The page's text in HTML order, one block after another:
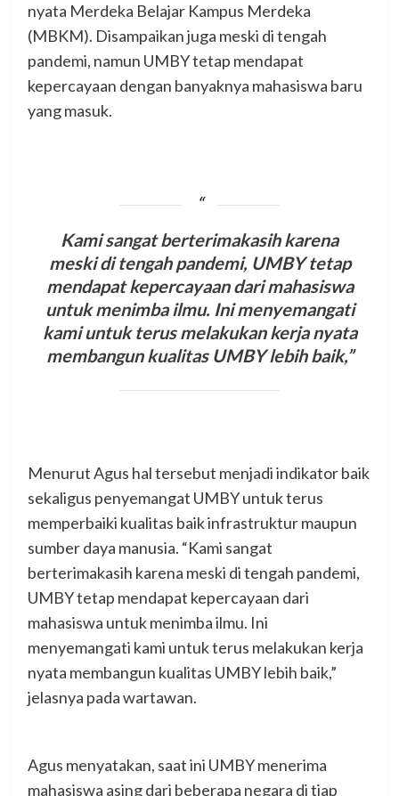
nyata Merdeka Belajar Kampus Merdeka
(MBKM). Disampaikan juga meski di tengah
pandemi, namun UMBY tetap mendapat
kepercayaan dengan banyaknya mahasiswa baru
yang masuk.
Kami sangat berterimakasih karena
meski di tengah pandemi, UMBY tetap
mendapat kepercayaan dari mahasiswa
untuk menimba ilmu. Ini menyemangati
kami untuk terus melakukan kerja nyata
membangun kualitas UMBY lebih baik,”
Menurut Agus hal tersebut menjadi indikator baik
sekaligus penyemangat UMBY untuk terus
memperbaiki kualitas baik infrastruktur maupun
sumber daya manusia. “Kami sangat
berterimakasih karena meski di tengah pandemi,
UMBY tetap mendapat kepercayaan dari
mahasiswa untuk menimba ilmu. Ini
menyemangati kami untuk terus melakukan kerja
nyata membangun kualitas UMBY lebih baik,”
jelasnya pada wartawan.
Agus menyatakan, saat ini UMBY menerima
mahasiswa asing dari beberapa negara di tiap